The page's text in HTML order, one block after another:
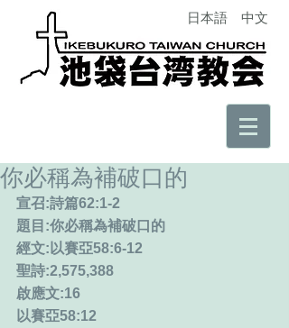
日本語 中文
你必稱為補破口的
宣召:詩篇62:1-2
題目:你必稱為補破口的
經文:以賽亞58:6-12
聖詩:2,575,388
啟應文:16
以賽亞58:12